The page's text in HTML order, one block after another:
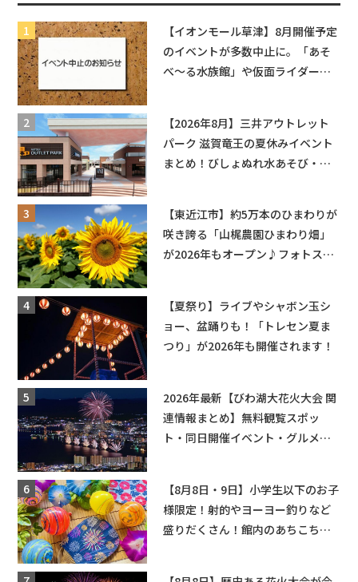
【イオンモール草津】8月開催予定
のイベントが多数中止に。「あそ
べ〜る水族館」や仮面ライダーシ
【2026年8月】三井アウトレット
パーク 滋賀竜王の夏休みイベント
まとめ！びしょぬれ水あそび・激
【東近江市】約5万本のひまわりが
咲き誇る「山梶農園ひまわり畑」
が2026年もオープン♪フォトスポ
【夏祭り】ライブやシャボン玉シ
ョー、盆踊りも！「トレセン夏ま
つり」が2026年も開催されます！
2026年最新【びわ湖大花火大会 関
連情報まとめ】無料観覧スポッ
ト・同日開催イベント・グルメマ
【8月8日・9日】小学生以下のお子
様限定！射的やヨーヨー釣りなど
盛りだくさん！館内のあちこちに